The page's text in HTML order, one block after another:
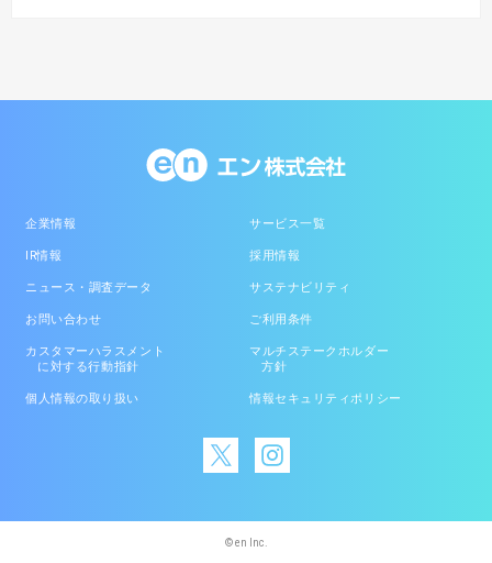
企業情報 サービス一覧
IR情報 採用情報
ニュース・調査データ サステナビリティ
お問い合わせ ご利用条件
カスタマーハラスメント
に対する行動指針
マルチステークホルダー
方針
個人情報の取り扱い 情報セキュリティポリシー
© en Inc.